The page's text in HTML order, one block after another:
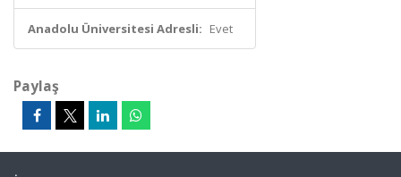
Anadolu Üniversitesi Adresli: Evet
Paylaş